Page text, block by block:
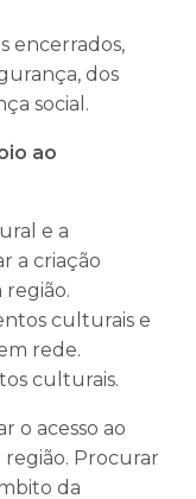
encerrados,
dos
social.
ao
e a
a criação
culturais e
rede.
culturais.
o acesso ao
Procurar
da